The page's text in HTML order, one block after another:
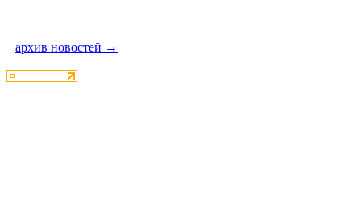
архив новостей →